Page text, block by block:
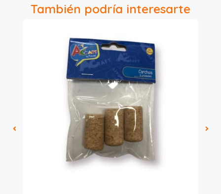
También podría interesarte